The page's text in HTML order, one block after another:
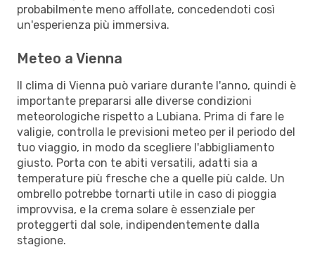
probabilmente meno affollate, concedendoti così
un'esperienza più immersiva.
Meteo a Vienna
Il clima di Vienna può variare durante l'anno, quindi è
importante prepararsi alle diverse condizioni
meteorologiche rispetto a Lubiana. Prima di fare le
valigie, controlla le previsioni meteo per il periodo del
tuo viaggio, in modo da scegliere l'abbigliamento
giusto. Porta con te abiti versatili, adatti sia a
temperature più fresche che a quelle più calde. Un
ombrello potrebbe tornarti utile in caso di pioggia
improvvisa, e la crema solare è essenziale per
proteggerti dal sole, indipendentemente dalla
stagione.